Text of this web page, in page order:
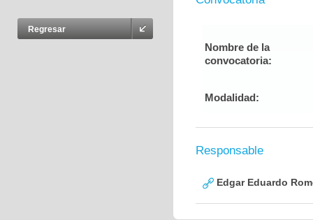
Regresar
Nombre de la
convocatoria:
Modalidad:
Responsable
Edgar Eduardo